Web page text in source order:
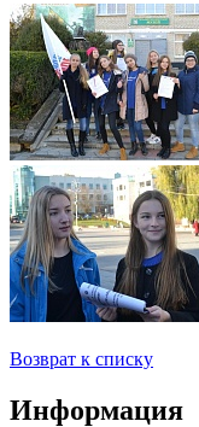
Возврат к списку
Информация